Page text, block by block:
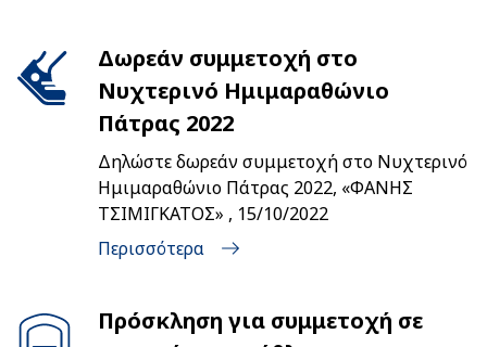
Δωρεάν συμμετοχή στο
Νυχτερινό Ημιμαραθώνιο
Πάτρας 2022
Δηλώστε δωρεάν συμμετοχή στο Νυχτερινό
Ημιμαραθώνιο Πάτρας 2022, «ΦΑΝΗΣ
ΤΣΙΜΙΓΚΑΤΟΣ» , 15/10/2022
Περισσότερα
Πρόσκληση για συμμετοχή σε